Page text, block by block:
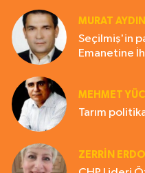
MURAT AYDIN
Seçilmiş'in
Emanetine
MEHMET
Tarım
ZERRIN